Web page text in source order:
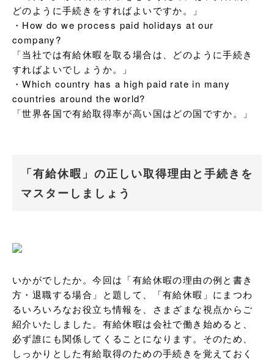
どのように手続きをすればよいですか。」
・How do we process paid holidays at our
company?
「当社では有給休暇を取る場合は、どのように手続き
すればよいでしょうか。」
・Which country has a high paid rate in many
countries around the world?
「世界各国で有給取得率が高い国はどの国ですか。」
「有給休暇」の正しい取得理由と手続きを
マスターしましょう
いかがでしたか。今回は「有給休暇の理由の例と書き
方・退職する場合」と題して、「有給休暇」にまつわ
るいろいろなお役立ち情報を、さまざまな視点からご
紹介いたしました。有給休暇は会社で働き始めると、
必ず誰にも関係してくることになります。そのため、
しっかりとした有給取得のための手続きを覚えておく